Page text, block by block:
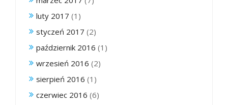
luty 2017 (1)
styczeń 2017 (2)
październik 2016 (1)
wrzesień 2016 (2)
sierpień 2016 (1)
czerwiec 2016 (6)